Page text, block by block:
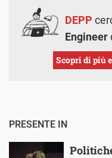
DEPP
Engineer
Scopri di più
PRESENTE IN